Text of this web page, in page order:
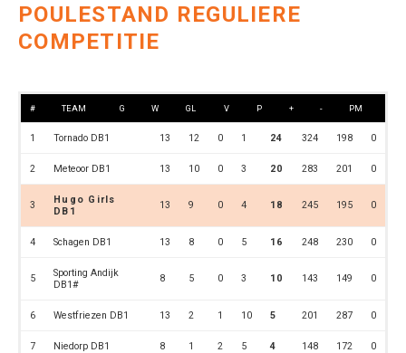
POULESTAND REGULIERE
COMPETITIE
# TEAM G W GL V P + - PM
1 Tornado DB1 13 12 0 1 24 324 198 0
2 Meteoor DB1 13 10 0 3 20 283 201 0
3
Hugo Girls
DB1
13 9 0 4 18 245 195 0
4 Schagen DB1 13 8 0 5 16 248 230 0
5
Sporting Andijk
DB1#
8 5 0 3 10 143 149 0
6 Westfriezen DB1 13 2 1 10 5 201 287 0
7 Niedorp DB1 8 1 2 5 4 148 172 0